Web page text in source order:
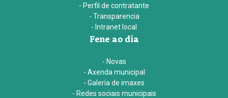
- Perfil de contratante
- Transparencia
- Intranet local
Fene ao día
- Novas
- Axenda municipal
- Galería de imaxes
- Redes sociais municipais